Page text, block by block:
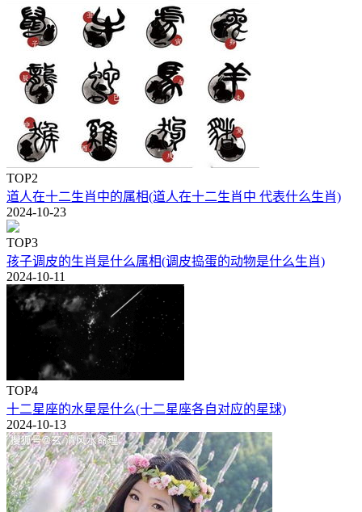
TOP2
道人在十二生肖中的属相(道人在十二生肖中 代表什么生肖)
2024-10-23
TOP3
孩子调皮的生肖是什么属相(调皮捣蛋的动物是什么生肖)
2024-10-11
TOP4
十二星座的水星是什么(十二星座各自对应的星球)
2024-10-13